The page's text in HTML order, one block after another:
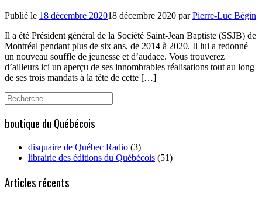
Publié le 18 décembre 202018 décembre 2020 parPierre-Luc Bégin
Il a été Président général de la Société Saint-Jean Baptiste (SSJB) de
Montréal pendant plus de six ans, de 2014 à 2020. Il lui a redonné
un nouveau souffle de jeunesse et d’audace. Vous trouverez
d’ailleurs ici un aperçu de ses innombrables réalisations tout au long
de ses trois mandats à la tête de cette […]
Search
for:
boutique du Québécois
disquaire de Québec Radio (3)
librairie des éditions du Québécois (51)
Articles récents